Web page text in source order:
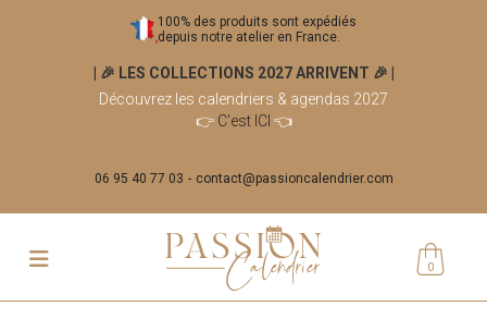
100% des produits sont expédiés
depuis notre atelier en France.
| 🎉 LES COLLECTIONS 2027 ARRIVENT 🎉
Découvrez les calendriers & agendas 2027
👉 C'est ICI 👈
06 95 40 77 03 contact@passioncalendrier.com
0